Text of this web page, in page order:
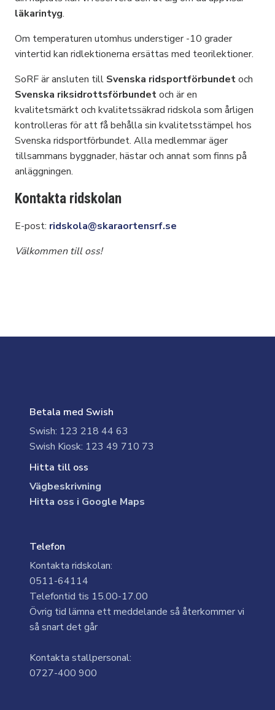
läkarintyg.
Om temperaturen utomhus understiger -10 grader
vintertid kan ridlektionerna ersättas med teorilektioner.
SoRF är ansluten till Svenska ridsportförbundetoch
Svenska riksidrottsförbundetoch är en
kvalitetsmärkt och kvalitetssäkrad ridskola som årligen
kontrolleras för att få behålla sin kvalitetsstämpel hos
Svenska ridsportförbundet. Alla medlemmar äger
tillsammans byggnader, hästar och annat som finns på
anläggningen.
Kontakta ridskolan
E-post: ridskola@skaraortensrf.se
Välkommen till oss!
Betala med Swish
Swish: 123 218 44 63
Swish Kiosk: 123 49 710 73
Hitta till oss
Vägbeskrivning
Hitta oss i Google Maps
Telefon
Kontakta ridskolan:
0511-64114
Telefontid tis 15.00-17.00
Övrig tid lämna ett meddelande så återkommer vi
så snart det går
Kontakta stallpersonal:
0727-400 900